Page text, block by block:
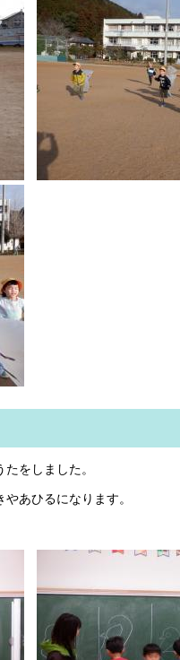
をしました。
あひるになります。